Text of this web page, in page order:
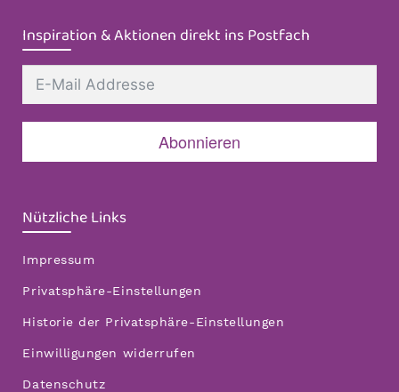
Inspiration & Aktionen direkt ins Postfach
Abonnieren
Nützliche Links
Impressum
Privatsphäre-Einstellungen
Historie der Privatsphäre-Einstellungen
Einwilligungen widerrufen
Datenschutz